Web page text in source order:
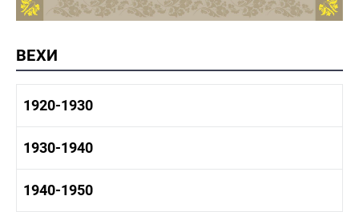
ВЕХИ
1920-1930
1920-1930 история
1920-1930 культура
1930-1940
1930-1940 история
1940-1950